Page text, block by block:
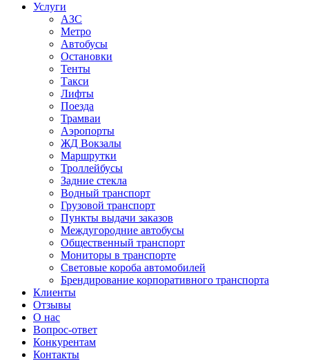
Услуги
АЗС
Метро
Автобусы
Остановки
Тенты
Такси
Лифты
Поезда
Трамваи
Аэропорты
ЖД Вокзалы
Маршрутки
Троллейбусы
Задние стекла
Водный транспорт
Грузовой транспорт
Пункты выдачи заказов
Междугородние автобусы
Общественный транспорт
Мониторы в транспорте
Световые короба автомобилей
Брендирование корпоративного транспорта
Клиенты
Отзывы
О нас
Вопрос-ответ
Конкурентам
Контакты